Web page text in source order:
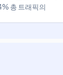
총 트래픽의